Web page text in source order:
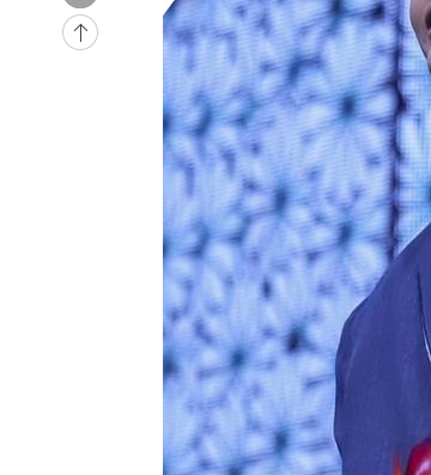
-14465초 전 >
[속보] 뉴욕증시, 혼조 출발…나스닥
-13258초 전 >
축구협회, 15년 전 심판 성 접대 파문에
경찰, '홍명보는 2순위' 결론냈던 스포츠
[속보]합참 "北 발사체는 단거리탄도미사일…
日방위성, 北이 동해로 쏜 발사체는 탄도미사
[속보] SKT, 에이닷 서비스 장애 발생…"원
[속보]합참 "북, 동해상으로 미상 발사체 발
'낮 최고 39도' 불볕더위…한밤 열대야도 계속
[속보]7~9일 프로야구 3연전도 폭염 취소…11
"韓 외환시장 개입 관측 배경엔 美의 대한국
'월드컵 탈락 후폭풍' 축구협회…초유의 압
서울 낮 37.9도, 올여름 최고치 경신…영등
[속보]종합특검, 대검 추가 압수수색…내란 중
[속보]코스닥, 800p 회복…0.26% 오른